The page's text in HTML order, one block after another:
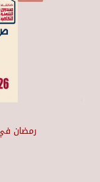
رمضان في